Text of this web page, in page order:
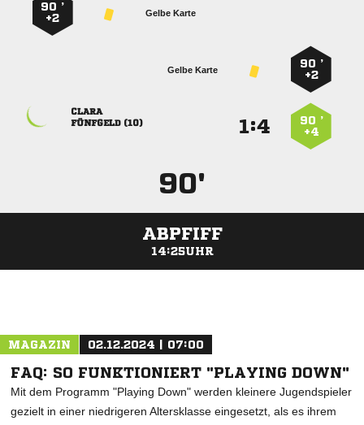
Gelbe Karte
90 ’
+2
90 ’
+2
Gelbe Karte
90 ’
+4
:

 
90'
ABPFIFF
14:25UHR
MAGAZIN 02.12.2024 | 07:00
FAQ: SO FUNKTIONIERT "PLAYING DOWN"
Mit dem Programm "Playing Down" werden kleinere Jugendspieler
gezielt in einer niedrigeren Altersklasse eingesetzt, als es ihrem